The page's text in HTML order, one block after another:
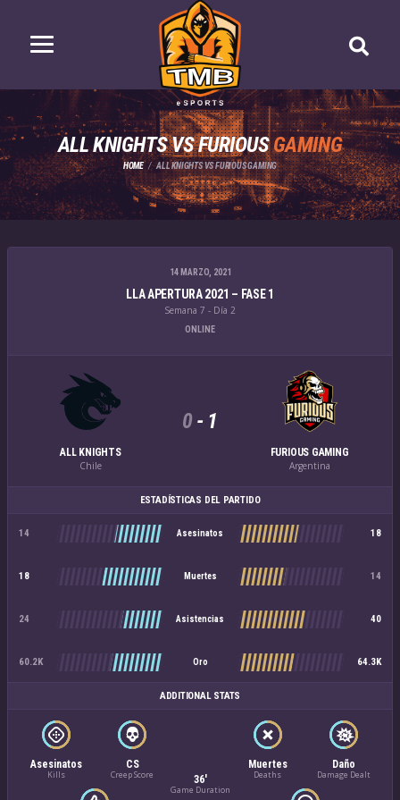
ALL KNIGHTS VS FURIOUSGAMING
HOME ALL KNIGHTS VS FURIOUS GAMING
14 MARZO, 2021
LLA APERTURA 2021 – FASE 1
Semana 7 - Día 2
ONLINE
ALL KNIGHTS
Chile
FURIOUS GAMING
Argentina
0 - 1
ESTADÍSTICAS DEL PARTIDO
14 Asesinatos 18
18 Muertes 14
24 Asistencias 40
60.2K Oro 64.3K
ADDITIONAL STATS
Asesinatos
Kills
CS
Creep Score 36'
Game Duration
Muertes
Deaths
Daño
Damage Dealt